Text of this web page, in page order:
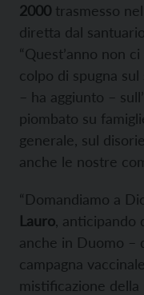
2000 trasmesso nel
diretta dal
“Quest’anno non
colpo di spugna sul
– ha aggiunto –
piombato su
generale, sul
anche le nostre
“Domandiamo a
Lauro ,
anche in Duomo –
campagna
mistificazione